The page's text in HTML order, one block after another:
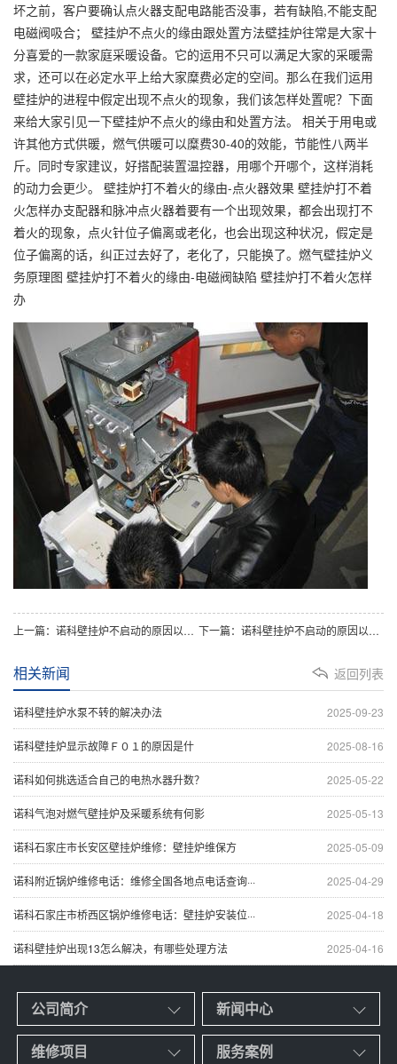
坏之前，客户要确认点火器支配电路能否没事，若有缺陷,不能支配
电磁阀吸合； 壁挂炉不点火的缘由跟处置方法壁挂炉往常是大家十
分喜爱的一款家庭采暖设备。它的运用不只可以满足大家的采暖需
求，还可以在必定水平上给大家糜费必定的空间。那么在我们运用
壁挂炉的进程中假定出现不点火的现象，我们该怎样处置呢？下面
来给大家引见一下壁挂炉不点火的缘由和处置方法。 相关于用电或
许其他方式供暖，燃气供暖可以糜费30-40的效能，节能性八两半
斤。同时专家建议，好搭配装置温控器，用哪个开哪个，这样消耗
的动力会更少。 壁挂炉打不着火的缘由-点火器效果 壁挂炉打不着
火怎样办支配器和脉冲点火器着要有一个出现效果，都会出现打不
着火的现象，点火针位子偏离或老化，也会出现这种状况，假定是
位子偏离的话，纠正过去好了，老化了，只能换了。燃气壁挂炉义
务原理图 壁挂炉打不着火的缘由-电磁阀缺陷 壁挂炉打不着火怎样
办
上一篇：诺科壁挂炉不启动的原因以及如何进行解 - 副本 下一篇：诺科壁挂炉不启动的原因以及如何进行解
返回列表
相关新闻
2025-09-23
诺科壁挂炉水泵不转的解决办法
2025-08-16
诺科壁挂炉显示故障Ｆ０１的原因是什
2025-05-22
诺科如何挑选适合自己的电热水器升数？
2025-05-13
诺科气泡对燃气壁挂炉及采暖系统有何影
2025-05-09
诺科石家庄市长安区壁挂炉维修：壁挂炉维保方
2025-04-29
诺科附近锅炉维修电话：维修全国各地点电话查询···
2025-04-18
诺科石家庄市桥西区锅炉维修电话：壁挂炉安装位···
2025-04-16
诺科壁挂炉出现13怎么解决，有哪些处理方法
公司简介 新闻中心
维修项目 服务案例